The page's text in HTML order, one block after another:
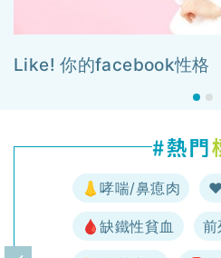
Like! 你的facebook性格
👃哮喘/鼻瘜肉
🩸缺鐵性貧血 前